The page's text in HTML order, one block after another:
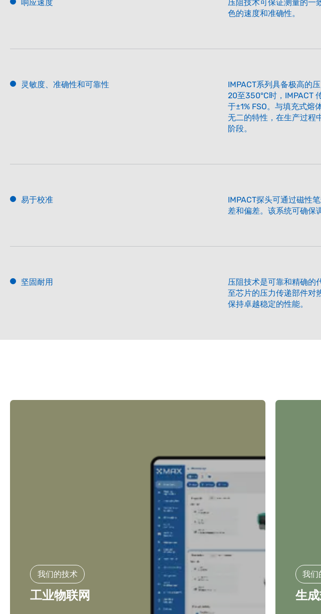
响应速度
压阻技术可保证测量的一
色的速度和准确性。
灵敏度、准确性和可靠性
IMPACT系列具备极高的
20至350°C时，IMPACT
于±1% FSO。与填充式熔
无二的特性，在生产过程
阶段。
易于校准
IMPACT探头可通过磁性
差和偏差。该系统可确保
坚固耐用
压阻技术是可靠和精确的
至芯片的压力传递部件对
保持卓越稳定的性能。
我们的技术
工业物联网
我们
生